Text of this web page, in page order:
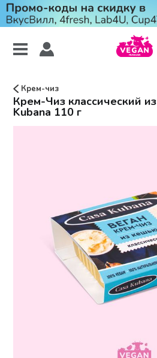
Крем-чиз
Крем-Чиз классический
Kubana 110 г